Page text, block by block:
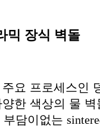
믹 장식 벽돌
요 프로세스인
한 색상의 물
담이없는